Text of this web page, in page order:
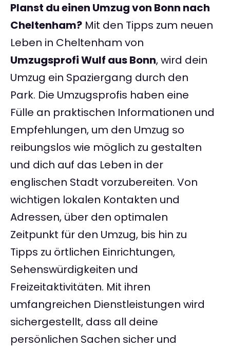
Planst du einen Umzug von Bonn nach
Cheltenham? Mit den Tipps zum neuen
Leben in Cheltenham von
Umzugsprofi Wulf aus Bonn, wird dein
Umzug ein Spaziergang durch den
Park. Die Umzugsprofis haben eine
Fülle an praktischen Informationen und
Empfehlungen, um den Umzug so
reibungslos wie möglich zu gestalten
und dich auf das Leben in der
englischen Stadt vorzubereiten. Von
wichtigen lokalen Kontakten und
Adressen, über den optimalen
Zeitpunkt für den Umzug, bis hin zu
Tipps zu örtlichen Einrichtungen,
Sehenswürdigkeiten und
Freizeitaktivitäten. Mit ihren
umfangreichen Dienstleistungen wird
sichergestellt, dass all deine
persönlichen Sachen sicher und